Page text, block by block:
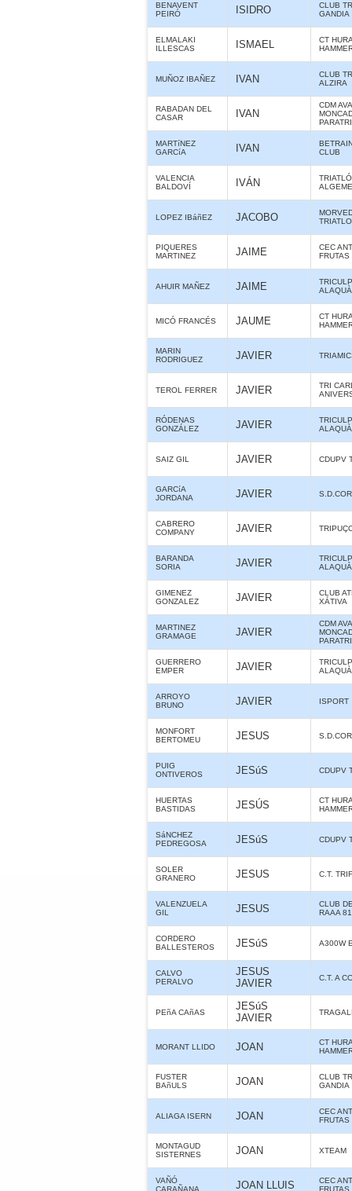
BENAVENT
PEIRÓ
ISIDRO
CLUB
GANDIA
ELMALAKI
ILLESCAS
ISMAEL
CT
MUÑOZ IBAÑEZ IVAN
CLUB
ALZIRA
RABADAN DEL
CASAR
IVAN
CDM
MARTíNEZ
GARCíA
IVAN
CLUB
VALENCIA
BALDOVÍ
IVÁN
LOPEZ IBáñEZ JACOBO
PIQUERES
MARTINEZ
JAIME
CEC
AHUIR MAÑEZ JAIME
MICÓ FRANCÉS JAUME
CT
MARIN
RODRIGUEZ
JAVIER
TEROL FERRER JAVIER
TRI
RÓDENAS
GONZÁLEZ
JAVIER
SAIZ GIL JAVIER CDUPV
GARCíA
JORDANA
JAVIER
CABRERO
COMPANY
JAVIER
BARANDA
SORIA
JAVIER
GIMENEZ
GONZALEZ
JAVIER
CLUB
XÁTIVA
MARTINEZ
GRAMAGE
JAVIER
CDM
GUERRERO
EMPER
JAVIER
ARROYO
BRUNO
JAVIER ISPORT
MONFORT
BERTOMEU
JESUS
PUIG
ONTIVEROS
JESúS CDUPV
HUERTAS
BASTIDAS
JESÚS
CT
SáNCHEZ
PEDREGOSA
JESúS CDUPV
SOLER
GRANERO
JESUS C.T.
VALENZUELA
GIL
JESUS
CLUB
RAAA 81
CORDERO
BALLESTEROS
JESúS A300W
CALVO
PERALVO
JESUS
JAVIER
C.T. A
PEñA CAñAS
JESúS
JAVIER
MORANT LLIDO JOAN
CT
FUSTER
BAñULS
JOAN
CLUB
GANDIA
ALIAGA ISERN JOAN
CEC
MONTAGUD
SISTERNES
JOAN XTEAM
VAÑÓ
CARAÑANA
JOAN LLUIS
CEC